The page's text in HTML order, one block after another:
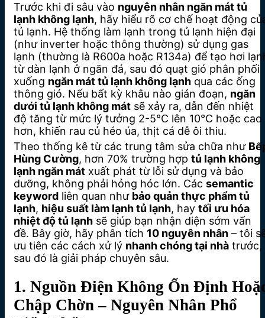
Trước khi đi sâu vào nguyên nhân ngăn mát tủ
lạnh không lạnh, hãy hiểu rõ cơ chế hoạt động
tủ lạnh. Hệ thống làm lạnh trong tủ lạnh hiện đại
(như inverter hoặc thông thường) sử dụng gas
lạnh (thường là R600a hoặc R134a) để tạo hơi
từ dàn lạnh ở ngăn đá, sau đó quạt gió phân phối
xuống ngăn mát tủ lạnh không lạnh qua các ống
thông gió. Nếu bất kỳ khâu nào gián đoạn, ngăn
dưới tủ lạnh không mát sẽ xảy ra, dẫn đến nhiệt
độ tăng từ mức lý tưởng 2-5°C lên 10°C hoặc cao
hơn, khiến rau củ héo úa, thịt cá dễ ôi thiu.
Theo thống kê từ các trung tâm sửa chữa như
Hùng Cường, hơn 70% trường hợp tủ lạnh không
lạnh ngăn mát xuất phát từ lỗi sử dụng và bảo
dưỡng, không phải hỏng hóc lớn. Các semantic
keyword liên quan như bảo quản thực phẩm tủ
lạnh, hiệu suất làm lạnh tủ lạnh, hay tối ưu hóa
nhiệt độ tủ lạnh sẽ giúp bạn nhận diện sớm vấn
đề. Bây giờ, hãy phân tích 10 nguyên nhân – tôi
ưu tiên các cách xử lý nhanh chóng tại nhà trước,
sau đó là giải pháp chuyên sâu.
1. Nguồn Điện Không Ổn Định
Chập Chờn – Nguyên Nhân Phổ